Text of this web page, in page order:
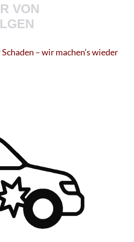
VON
– wir machen’s wieder